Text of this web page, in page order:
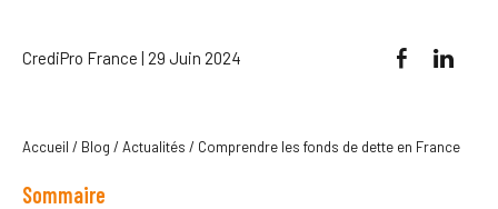
CrediPro France | 29 Juin 2024
Accueil / Blog /Actualités / Comprendre les fonds de dette en France
Sommaire